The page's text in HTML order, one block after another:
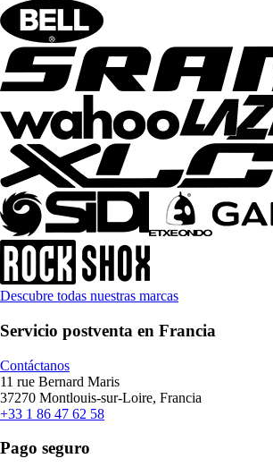
Descubre todas nuestras marcas
Servicio postventa en Francia
Contáctanos
11 rue Bernard Maris
37270 Montlouis-sur-Loire, Francia
+33 1 86 47 62 58
Pago seguro